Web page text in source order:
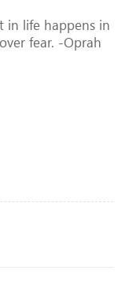
in life happens in
fear. -Oprah